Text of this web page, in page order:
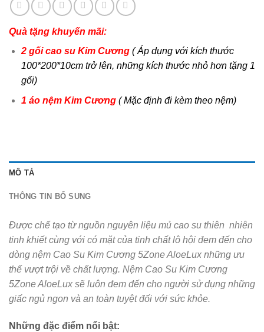
Quà tặng khuyến mãi:
2 gối cao su Kim Cương ( Áp dụng với kích thước
100*200*10cm trở lên, những kích thước nhỏ hơn tặng 1
gối)
1 áo nệm Kim Cương ( Mặc định đi kèm theo nệm)
MÔ TẢ
THÔNG TIN BỔ SUNG
Được chế tạo từ nguồn nguyên liệu mủ cao su thiên nhiên
tinh khiết cùng với có mặt của tinh chất lô hội đem đến cho
dòng nệm Cao Su Kim Cương 5Zone AloeLux những ưu
thế vượt trội về chất lượng. Nệm Cao Su Kim Cương
5Zone AloeLux sẽ luôn đem đến cho người sử dụng những
giấc ngủ ngon và an toàn tuyệt đối với sức khỏe.
Những đặc điểm nổi bật: